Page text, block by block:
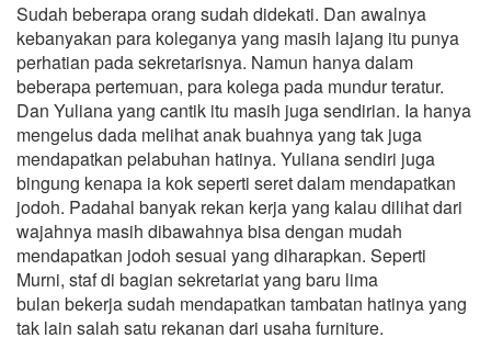
Sudah beberapa orang sudah didekati. Dan awalnya
kebanyakan para koleganya yang masih lajang itu punya
perhatian pada sekretarisnya. Namun hanya dalam
beberapa pertemuan, para kolega pada mundur teratur.
Dan Yuliana yang cantik itu masih juga sendirian. Ia hanya
mengelus dada melihat anak buahnya yang tak juga
mendapatkan pelabuhan hatinya. Yuliana sendiri juga
bingung kenapa ia kok seperti seret dalam mendapatkan
jodoh. Padahal banyak rekan kerja yang kalau dilihat dari
wajahnya masih dibawahnya bisa dengan mudah
mendapatkan jodoh sesuai yang diharapkan. Seperti
Murni, staf di bagian sekretariat yang baru lima
bulan bekerja sudah mendapatkan tambatan hatinya yang
tak lain salah satu rekanan dari usaha furniture.